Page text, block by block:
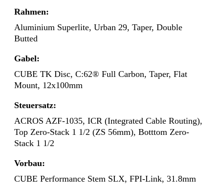
Rahmen:
Aluminium Superlite, Urban 29, Taper, Double
Butted
Gabel:
CUBE TK Disc, C:62® Full Carbon, Taper, Flat
Mount, 12x100mm
Steuersatz:
ACROS AZF-1035, ICR (Integrated Cable Routing),
Top Zero-Stack 1 1/2 (ZS 56mm), Botttom Zero-
Stack 1 1/2
Vorbau:
CUBE Performance Stem SLX, FPI-Link, 31.8mm